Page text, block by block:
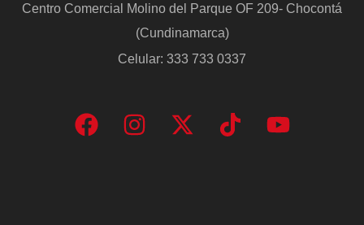
Centro Comercial Molino del Parque OF 209- Chocontá
(Cundinamarca)
Celular: 333 733 0337